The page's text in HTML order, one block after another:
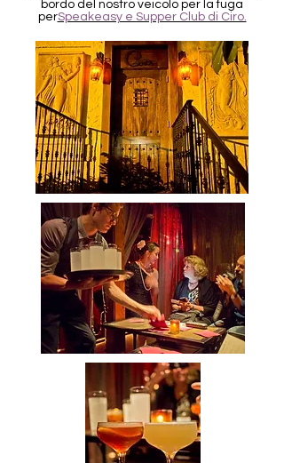
bordo del nostro veicolo per la fuga
perSpeakeasy e Supper Club di Ciro.